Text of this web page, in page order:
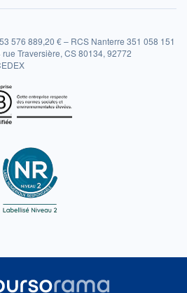
576 889,20 € – RCS Nanterre 351 058 151
Traversière, CS 80134, 92772